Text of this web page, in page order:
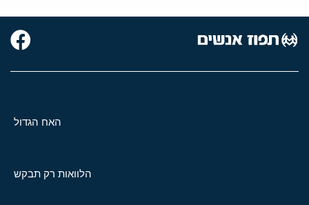
האח הגדול
הלוואות רק תבקש